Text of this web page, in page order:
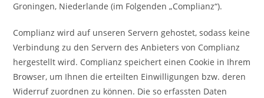
Groningen, Niederlande (im Folgenden „Complianz“).
Complianz wird auf unseren Servern gehostet, sodass keine
Verbindung zu den Servern des Anbieters von Complianz
hergestellt wird. Complianz speichert einen Cookie in Ihrem
Browser, um Ihnen die erteilten Einwilligungen bzw. deren
Widerruf zuordnen zu können. Die so erfassten Daten